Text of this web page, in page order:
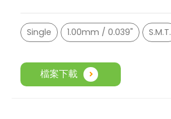
Single 1.00mm / 0.039" S.M.T.
檔案下載